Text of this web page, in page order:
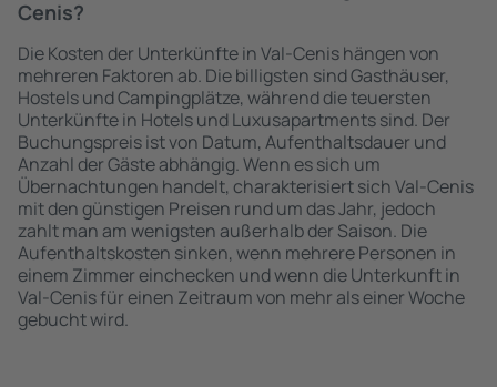
Cenis?
Die Kosten der Unterkünfte in Val-Cenis hängen von
mehreren Faktoren ab. Die billigsten sind Gasthäuser,
Hostels und Campingplätze, während die teuersten
Unterkünfte in Hotels und Luxusapartments sind. Der
Buchungspreis ist von Datum, Aufenthaltsdauer und
Anzahl der Gäste abhängig. Wenn es sich um
Übernachtungen handelt, charakterisiert sich Val-Cenis
mit den günstigen Preisen rund um das Jahr, jedoch
zahlt man am wenigsten außerhalb der Saison. Die
Aufenthaltskosten sinken, wenn mehrere Personen in
einem Zimmer einchecken und wenn die Unterkunft in
Val-Cenis für einen Zeitraum von mehr als einer Woche
gebucht wird.